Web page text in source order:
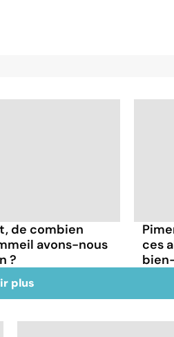
de combien
avons-nous
?
ces
plus